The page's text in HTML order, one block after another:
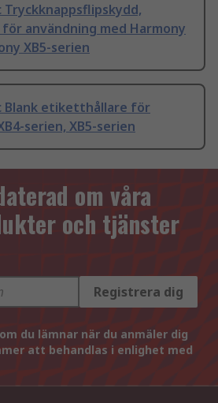
Tryckknappsflipskydd,
för användning med Harmony
XB5-serien
Blank etiketthållare för
serien, XB5-serien
om våra
och tjänster
Registrera dig
du lämnar när du anmäler dig
att behandlas i enlighet med